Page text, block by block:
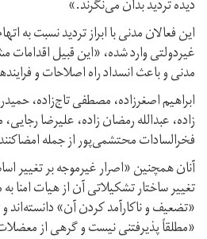
دیده تردید بدان می‌نگرند.»
این فعالان مدنی با ابراز تردید نسبت به
غیردولتی وارد شده، «این قبیل
مدنی و باعث انسداد راه اصلاحات و
ابراهیم اصغرزاده، مصطفی تاج‌زاده،
زاده، عبدالله رمضان زاده، علیرضا
فخرالسادات محتشمی‌پور از جمله
آنان همچنین «اصرار غیرموجه بر تغییر
تغییر ساختار تشکیلاتی آن از هیات
«تضعیف و ناکارآمد کردن آن» دانسته‌اند
«مطلقاً پذیرفتنی نیست و گرهی از